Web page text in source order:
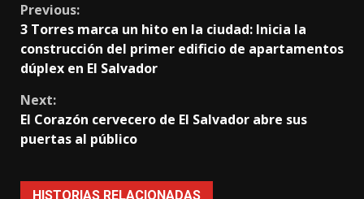
Continue
Reading
Previous:
3 Torres marca un hito en la ciudad: Inicia la
construcción del primer edificio de apartamentos
dúplex en El Salvador
Next:
El Corazón cervecero de El Salvador abre sus
puertas al público
HISTORIAS RELACIONADAS